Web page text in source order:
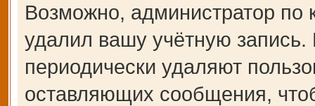
Возможно, администратор по
удалил вашу учётную
периодически удаляют
оставляющих сообщения,